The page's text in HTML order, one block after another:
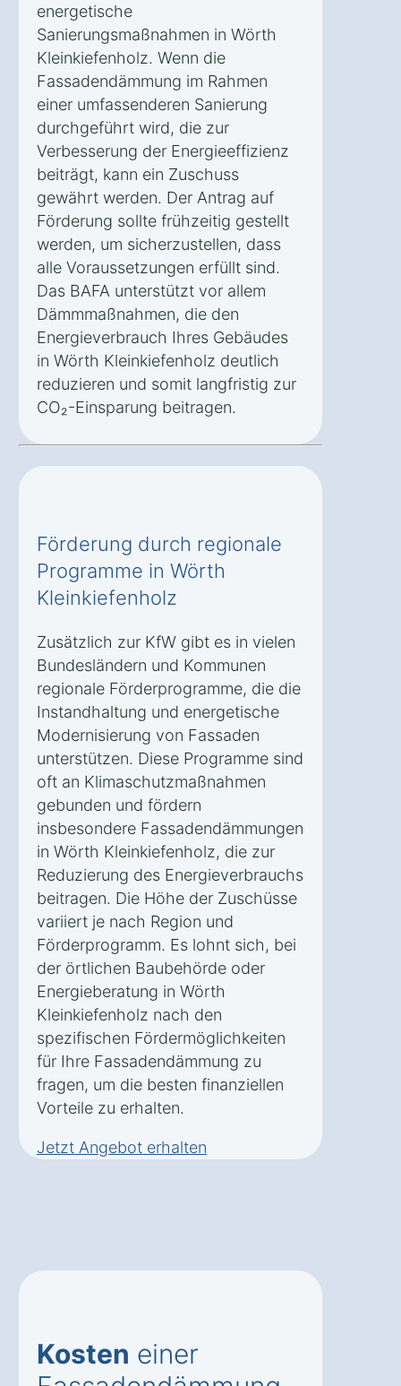
energetische
Sanierungsmaßnahmen in Wörth
Kleinkiefenholz. Wenn die
Fassadendämmung im Rahmen
einer umfassenderen Sanierung
durchgeführt wird, die zur
Verbesserung der Energieeffizienz
beiträgt, kann ein Zuschuss
gewährt werden. Der Antrag auf
Förderung sollte frühzeitig gestellt
werden, um sicherzustellen, dass
alle Voraussetzungen erfüllt sind.
Das BAFA unterstützt vor allem
Dämmmaßnahmen, die den
Energieverbrauch Ihres Gebäudes
in Wörth Kleinkiefenholz deutlich
reduzieren und somit langfristig zur
CO₂-Einsparung beitragen.
Förderung durch regionale
Programme in Wörth
Kleinkiefenholz
Zusätzlich zur KfW gibt es in vielen
Bundesländern und Kommunen
regionale Förderprogramme, die die
Instandhaltung und energetische
Modernisierung von Fassaden
unterstützen. Diese Programme sind
oft an Klimaschutzmaßnahmen
gebunden und fördern
insbesondere Fassadendämmungen
in Wörth Kleinkiefenholz, die zur
Reduzierung des Energieverbrauchs
beitragen. Die Höhe der Zuschüsse
variiert je nach Region und
Förderprogramm. Es lohnt sich, bei
der örtlichen Baubehörde oder
Energieberatung in Wörth
Kleinkiefenholz nach den
spezifischen Fördermöglichkeiten
für Ihre Fassadendämmung zu
fragen, um die besten finanziellen
Vorteile zu erhalten.
Jetzt Angebot erhalten
Kosten einer